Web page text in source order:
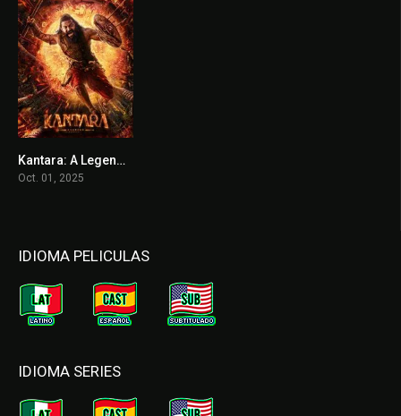
8.3
Kantara: A Legend – Chapter 1 / ಕಾಂತಾರ: ಅಧ್ಯಾಯ – ೧
Oct. 01, 2025
IDIOMA PELICULAS
IDIOMA SERIES